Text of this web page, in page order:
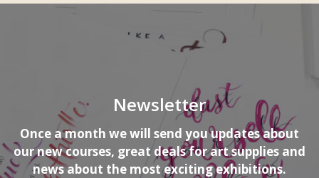
Newsletter
Once a month we will send you updates about
our new courses, great deals for art supplies and
news about the most exciting exhibitions.